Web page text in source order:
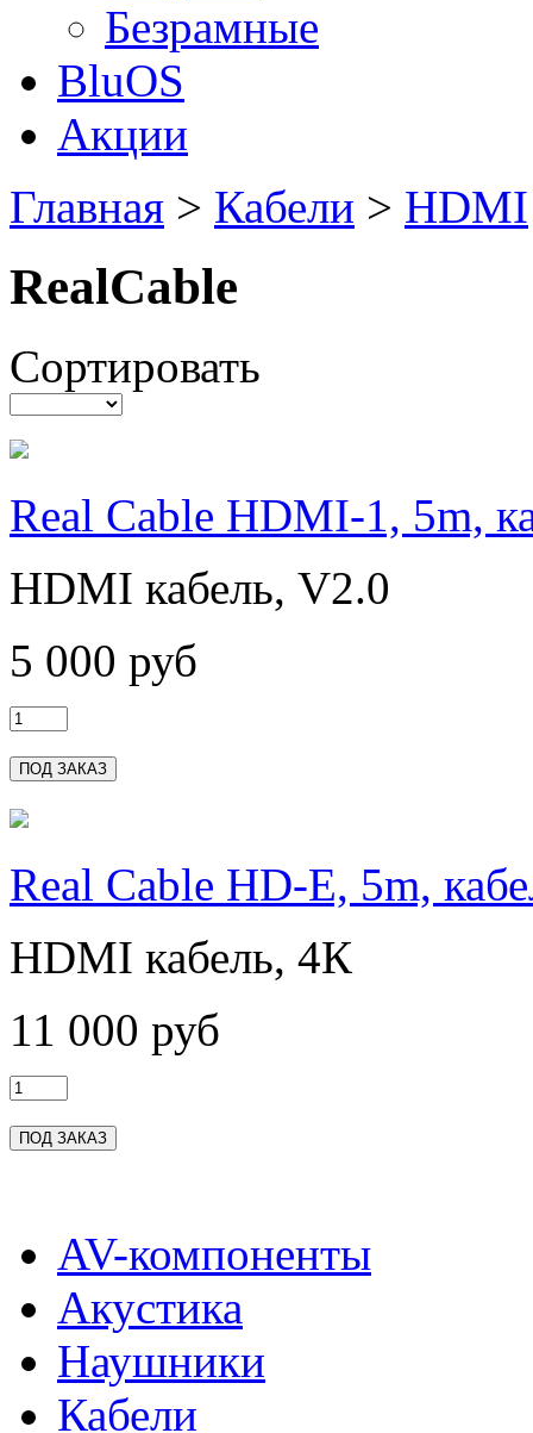
Безрамные
BluOS
Акции
Главная > Кабели > HDMI
RealCable
Сортировать
Real Cable HDMI-1, 5m,
HDMI кабель, V2.0
5 000 руб
Real Cable HD-E, 5m,
HDMI кабель, 4К
11 000 руб
AV-компоненты
Акустика
Наушники
Кабели